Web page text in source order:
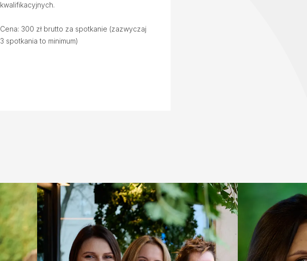
kwalifikacyjnych.
Cena: 300 zł brutto za spotkanie (zazwyczaj
3 spotkania to minimum)